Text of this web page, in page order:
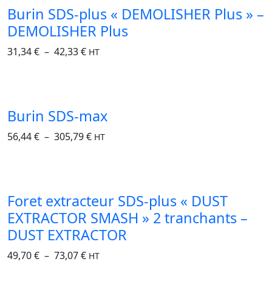
Burin SDS-plus « DEMOLISHER Plus » –
DEMOLISHER Plus
31,34€ – 42,33€ HT
Burin SDS-max
56,44€ – 305,79€ HT
Foret extracteur SDS-plus « DUST
EXTRACTOR SMASH » 2 tranchants –
DUST EXTRACTOR
49,70€ – 73,07€ HT